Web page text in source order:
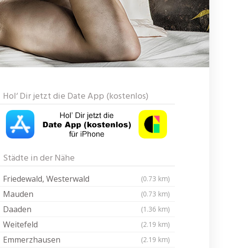
Hol‘ Dir jetzt die Date App (kostenlos)
Städte in der Nähe
Friedewald, Westerwald (0.73 km)
Mauden (0.73 km)
Daaden (1.36 km)
Weitefeld (2.19 km)
Emmerzhausen (2.19 km)